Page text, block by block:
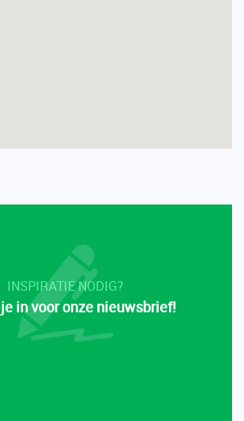
INSPIRATIE NODIG?
in voor onze nieuwsbrief!